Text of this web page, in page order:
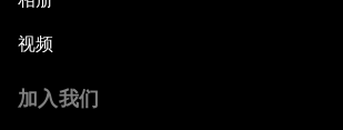
视频
加入我们